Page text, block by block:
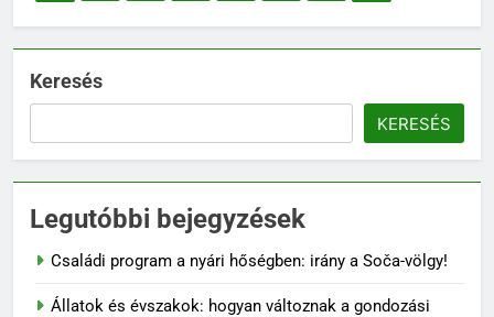
Keresés
KERESÉS
Legutóbbi bejegyzések
Családi program a nyári hőségben: irány a Soča-völgy!
Állatok és évszakok: hogyan változnak a gondozási